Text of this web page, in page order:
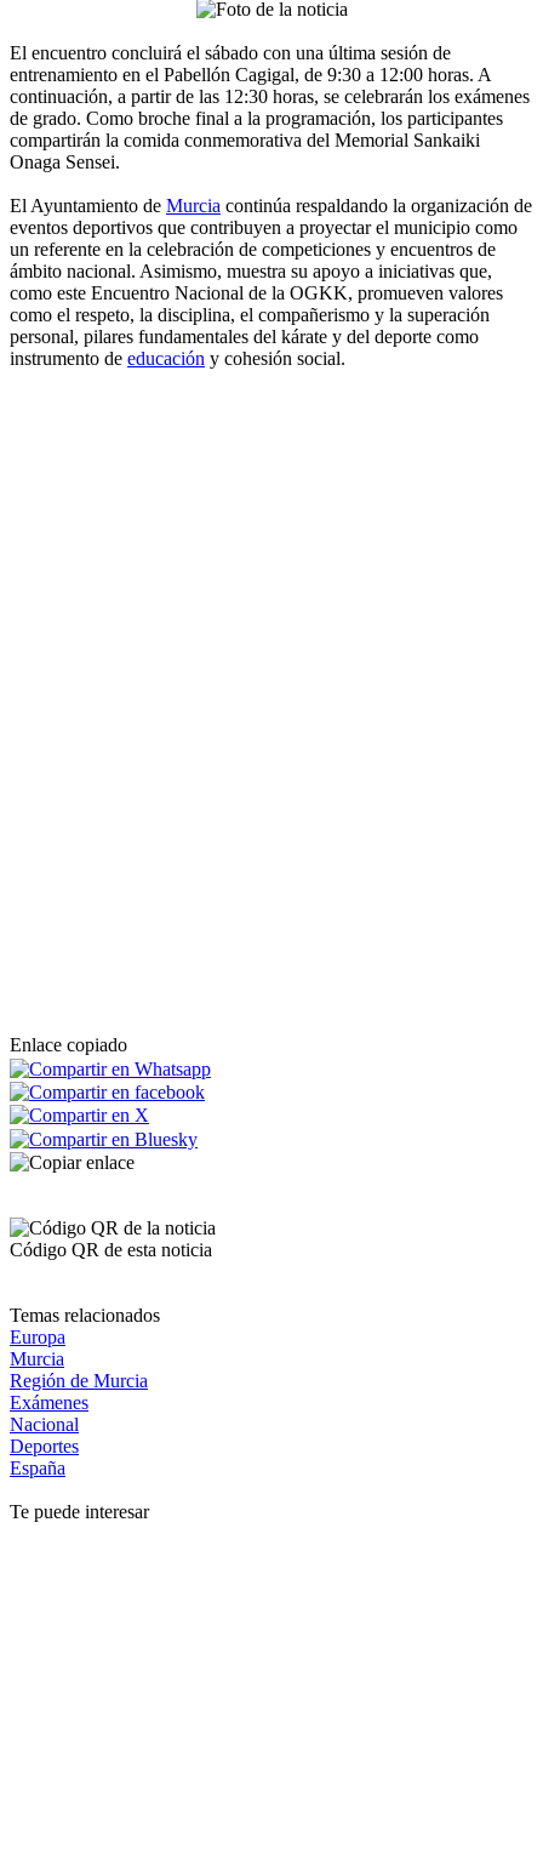
El encuentro concluirá el sábado con una última sesión de
entrenamiento en el Pabellón Cagigal, de 9:30 a 12:00 horas. A
continuación, a partir de las 12:30 horas, se celebrarán los exámenes
de grado. Como broche final a la programación, los participantes
compartirán la comida conmemorativa del Memorial Sankaiki
Onaga Sensei.
El Ayuntamiento de Murcia continúa respaldando la organización de
eventos deportivos que contribuyen a proyectar el municipio como
un referente en la celebración de competiciones y encuentros de
ámbito nacional. Asimismo, muestra su apoyo a iniciativas que,
como este Encuentro Nacional de la OGKK, promueven valores
como el respeto, la disciplina, el compañerismo y la superación
personal, pilares fundamentales del kárate y del deporte como
instrumento de educación y cohesión social.
Enlace copiado
Código QR de esta noticia
Temas relacionados
Europa
Murcia
Región de Murcia
Exámenes
Nacional
Deportes
España
Te puede interesar